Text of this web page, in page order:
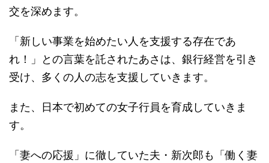
交を深めます。
「新しい事業を始めたい人を支援する存在であ
れ！」との言葉を託されたあさは、銀行経営を引き
受け、多くの人の志を支援していきます。
また、日本で初めての女子行員を育成していきま
す。
「妻への応援」に徹していた夫・新次郎も「働く妻